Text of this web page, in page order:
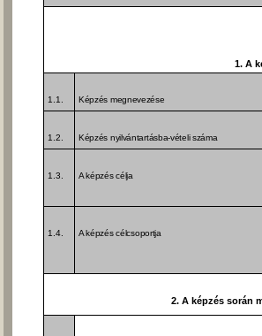
1. A
1.1. Képzés megnevezése
1.2. Képzés nyilvántartásba-vételi száma
1.3. A képzés célja
1.4. A képzés célcsoportja
2. A képzés során